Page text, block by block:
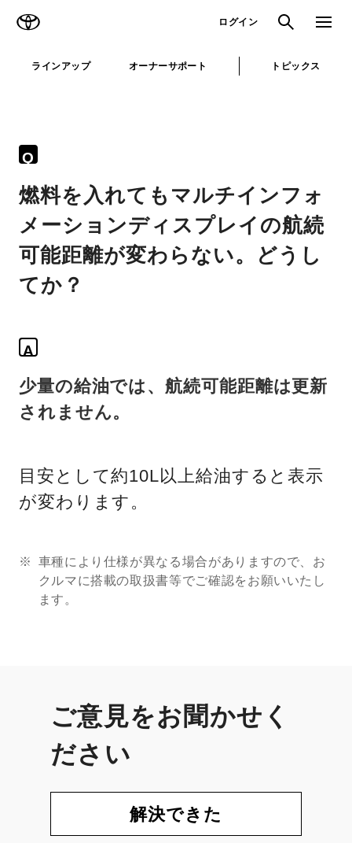
ログイン 検索 メニュ
ラインアップ オーナーサポート トピックス
Q
燃料を入れてもマルチインフォ
メーションディスプレイの航続
可能距離が変わらない。どうし
てか？
A
少量の給油では、航続可能距離は更新
されません。
目安として約10L以上給油すると表示
が変わります。
車種により仕様が異なる場合がありますので、お
クルマに搭載の取扱書等でご確認をお願いいたし
ます。
ご意見をお聞かせく
ださい
解決できた